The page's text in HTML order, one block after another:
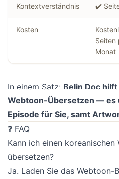
Kontextverständnis ✔️
Kosten
Seiten
Monat
In einem Satz: Belin Doc
Webtoon-Übersetzen — es
Episode für Sie, samt
❓ FAQ
Kann ich einen koreanischen
übersetzen?
Ja. Laden Sie das Webtoon-